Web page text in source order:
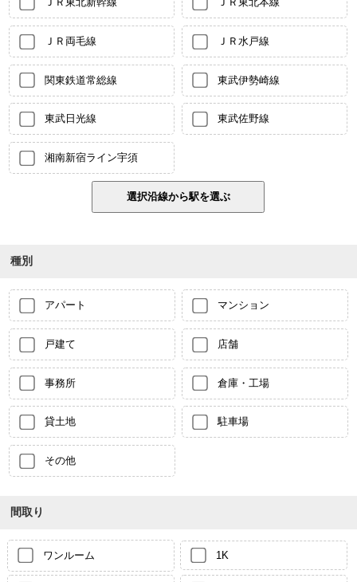
ＪＲ両毛線 ＪＲ水戸線
関東鉄道常総線 東武伊勢崎線
東武日光線 東武佐野線
湘南新宿ライン宇須
種別
アパート マンション
戸建て 店舗
事務所 倉庫・工場
貸土地 駐車場
その他
間取り
ワンルーム 1K